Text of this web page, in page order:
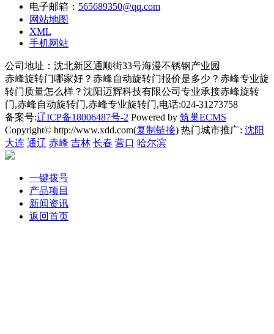
电子邮箱： 565689350@qq.com
网站地图
XML
手机网站
公司地址：沈北新区通顺街33号海漫不锈钢产业园
赤峰旋转门哪家好？赤峰自动旋转门报价是多少？赤峰专业旋
转门质量怎么样？沈阳迈辉科技有限公司专业承接赤峰旋转
门,赤峰自动旋转门,赤峰专业旋转门,电话:024-31273758
备案号:辽ICP备18006487号-2 Powered by 筑巢ECMS
Copyright© http://www.xdd.com(复制链接) 热门城市推广: 沈阳
大连 通辽 赤峰 吉林 长春 营口 哈尔滨
一键拨号
产品项目
新闻资讯
返回首页